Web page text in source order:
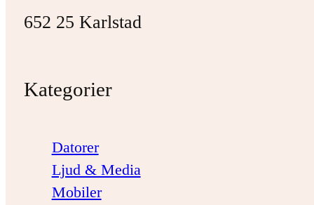
652 25 Karlstad
Kategorier
Datorer
Ljud & Media
Mobiler